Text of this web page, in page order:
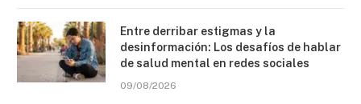
Entre derribar estigmas y la
desinformación: Los desafíos de hablar
de salud mental en redes sociales
09/08/2026